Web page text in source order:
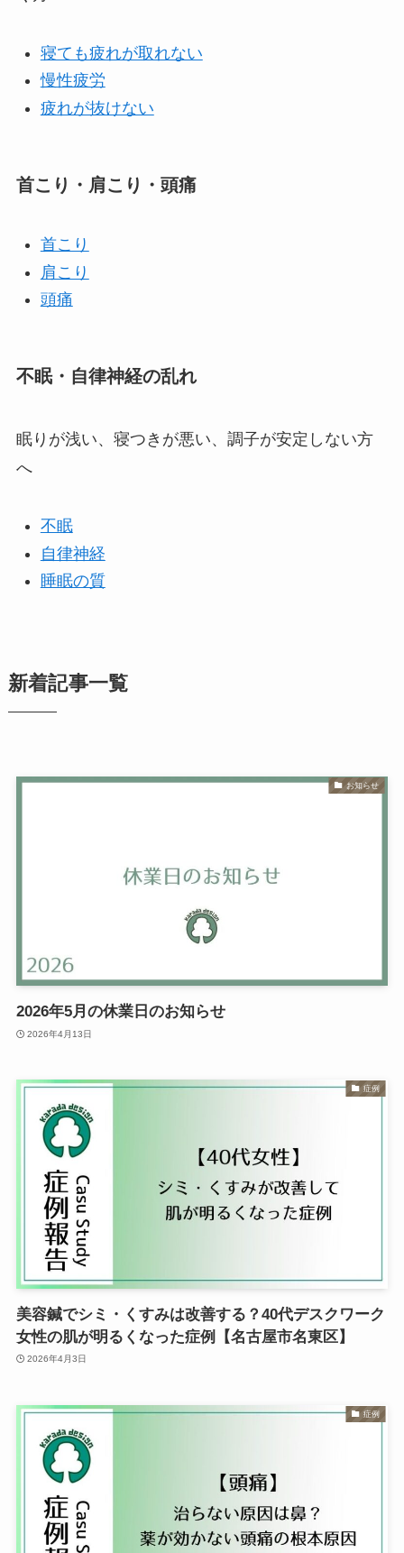
寝ても疲れが取れない
慢性疲労
疲れが抜けない
首こり・肩こり・頭痛
首こり
肩こり
頭痛
不眠・自律神経の乱れ
眠りが浅い、寝つきが悪い、調子が安定しない方
へ
不眠
自律神経
睡眠の質
新着記事一覧
お知らせ
2026年5月の休業日のお知らせ
2026年4月13日
症例
美容鍼でシミ・くすみは改善する？40代デスクワーク
女性の肌が明るくなった症例【名古屋市名東区】
2026年4月3日
症例